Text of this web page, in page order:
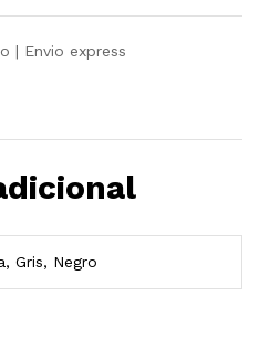
| Envio express
Gris, Negro